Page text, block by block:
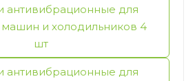
антивибрационные для
машин и холодильников 4
шт
антивибрационные для